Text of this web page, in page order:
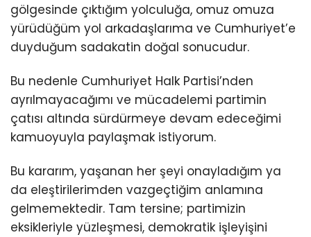
gölgesinde çıktığım yolculuğa, omuz omuza
yürüdüğüm yol arkadaşlarıma ve Cumhuriyet’e
duyduğum sadakatin doğal sonucudur.
Bu nedenle Cumhuriyet Halk Partisi’nden
ayrılmayacağımı ve mücadelemi partimin
çatısı altında sürdürmeye devam edeceğimi
kamuoyuyla paylaşmak istiyorum.
Bu kararım, yaşanan her şeyi onayladığım ya
da eleştirilerimden vazgeçtiğim anlamına
gelmemektedir. Tam tersine; partimizin
eksikleriyle yüzleşmesi, demokratik işleyişini